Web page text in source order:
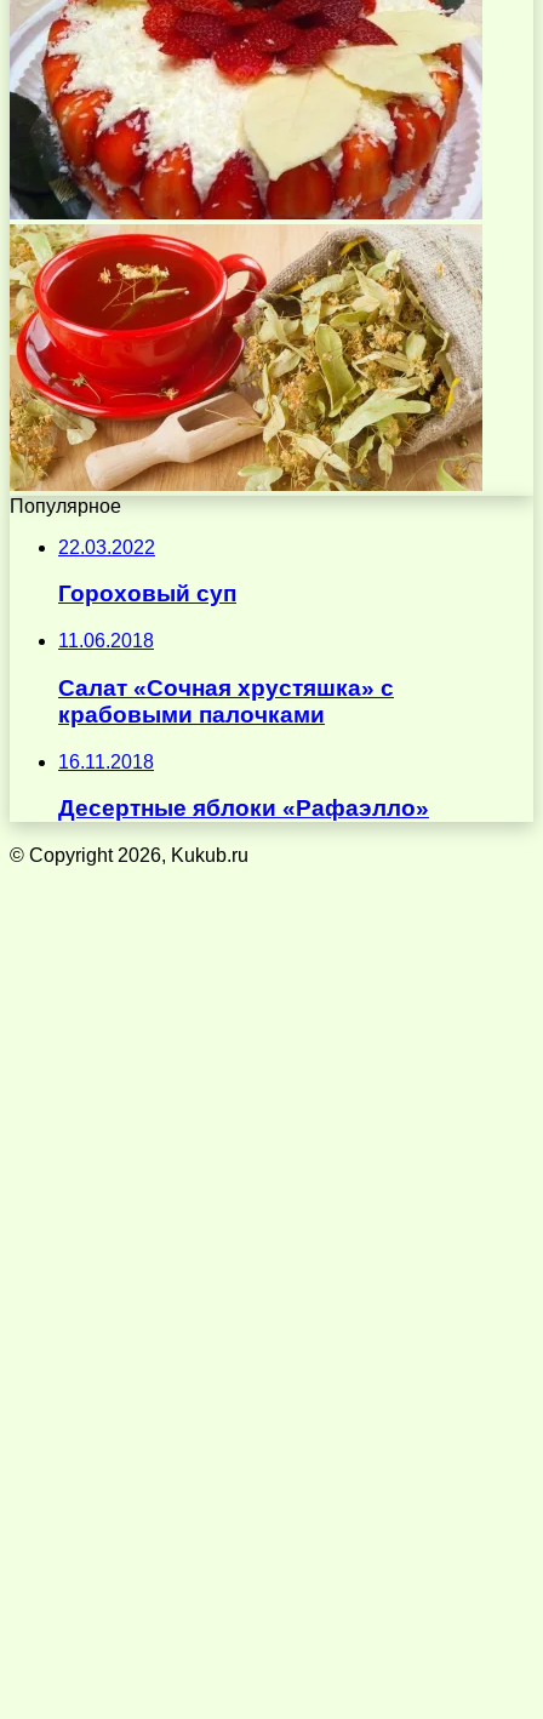
Популярное
22.03.2022
Гороховый суп
11.06.2018
Салат «Сочная хрустяшка» с
крабовыми палочками
16.11.2018
Десертные яблоки «Рафаэлло»
© Copyright 2026, Kukub.ru